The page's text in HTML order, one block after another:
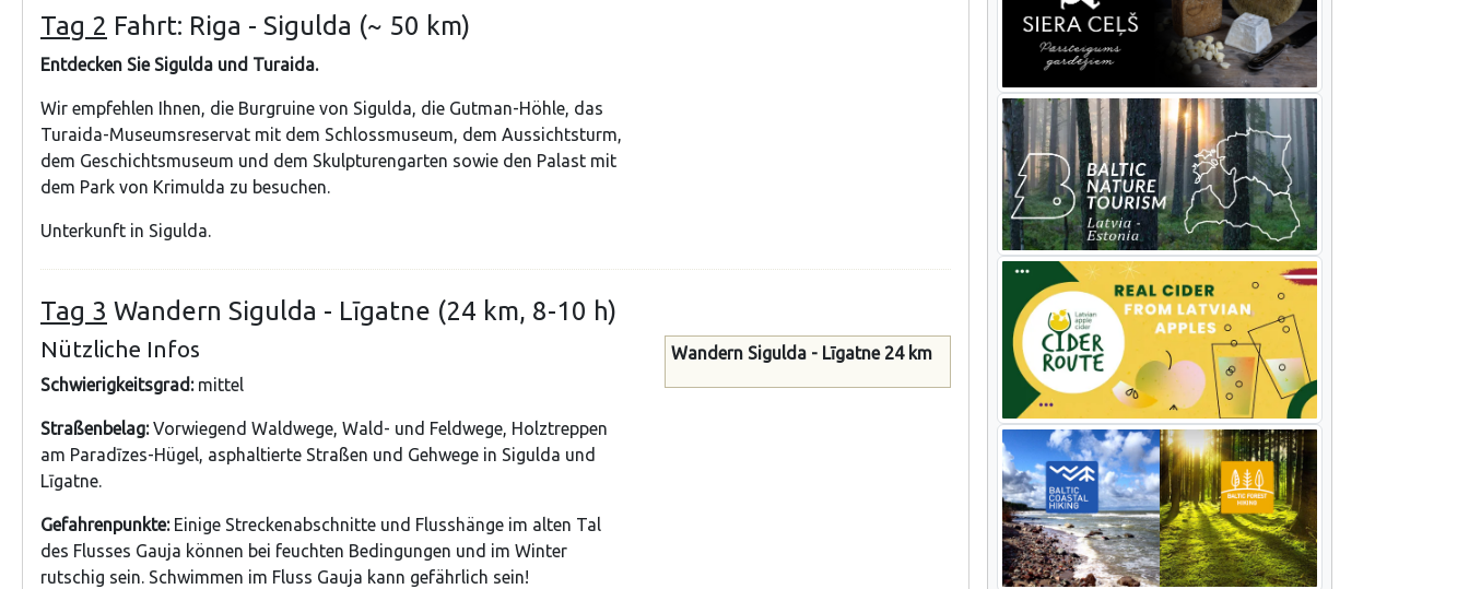
Tag 2 Fahrt: Riga - Sigulda (~ 50 km)
Entdecken Sie Sigulda und Turaida.
Wir empfehlen Ihnen, die Burgruine von Sigulda, die Gutman-Höhle, das
Turaida-Museumsreservat mit dem Schlossmuseum, dem Aussichtsturm,
dem Geschichtsmuseum und dem Skulpturengarten sowie den Palast mit
dem Park von Krimulda zu besuchen.
Unterkunft in Sigulda.
Tag 3 Wandern Sigulda - Līgatne (24 km, 8-10 h)
Nützliche Infos
Schwierigkeitsgrad:mittel
Straßenbelag:Vorwiegend Waldwege, Wald- und Feldwege, Holztreppen
am Paradīzes-Hügel, asphaltierte Straßen und Gehwege in Sigulda und
Līgatne.
Gefahrenpunkte:Einige Streckenabschnitte und Flusshänge im alten Tal
des Flusses Gauja können bei feuchten Bedingungen und im Winter
rutschig sein. Schwimmen im Fluss Gauja kann gefährlich sein!
Wandern Sigulda - Līgatne 24 km